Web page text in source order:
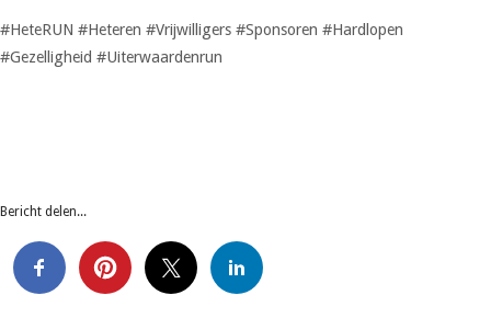
#HeteRUN #Heteren #Vrijwilligers #Sponsoren #Hardlopen
#Gezelligheid #Uiterwaardenrun
Bericht delen...